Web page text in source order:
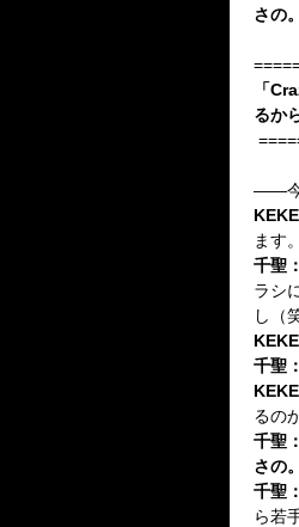
さの。
「
るか
――今
KEKE
ます
千聖 ：
ラシ
し（
KEKE
千聖 ：
KEKE
るの
千聖 ：
さの。
千聖 ：
ら若